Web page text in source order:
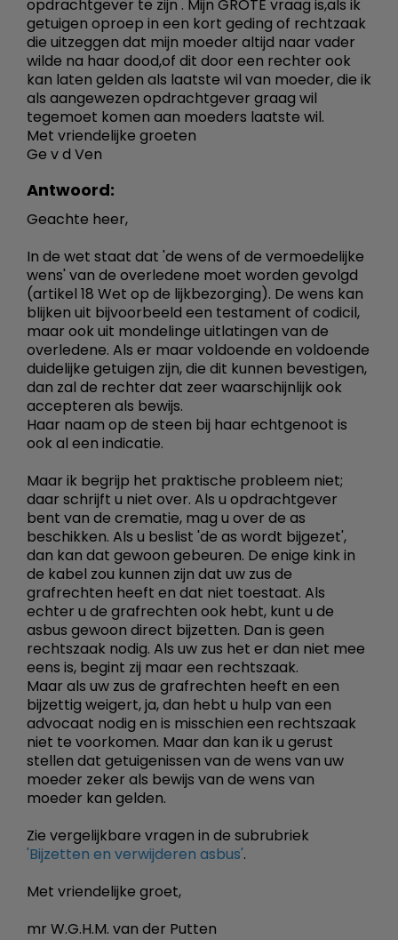
opdrachtgever te zijn . Mijn GROTE vraag is,als ik
getuigen oproep in een kort geding of rechtzaak
die uitzeggen dat mijn moeder altijd naar vader
wilde na haar dood,of dit door een rechter ook
kan laten gelden als laatste wil van moeder, die ik
als aangewezen opdrachtgever graag wil
tegemoet komen aan moeders laatste wil.
Met vriendelijke groeten
Ge v d Ven
Antwoord:
Geachte heer,
In de wet staat dat 'de wens of de vermoedelijke
wens' van de overledene moet worden gevolgd
(artikel 18 Wet op de lijkbezorging). De wens kan
blijken uit bijvoorbeeld een testament of codicil,
maar ook uit mondelinge uitlatingen van de
overledene. Als er maar voldoende en voldoende
duidelijke getuigen zijn, die dit kunnen bevestigen,
dan zal de rechter dat zeer waarschijnlijk ook
accepteren als bewijs.
Haar naam op de steen bij haar echtgenoot is
ook al een indicatie.
Maar ik begrijp het praktische probleem niet;
daar schrijft u niet over. Als u opdrachtgever
bent van de crematie, mag u over de as
beschikken. Als u beslist 'de as wordt bijgezet',
dan kan dat gewoon gebeuren. De enige kink in
de kabel zou kunnen zijn dat uw zus de
grafrechten heeft en dat niet toestaat. Als
echter u de grafrechten ook hebt, kunt u de
asbus gewoon direct bijzetten. Dan is geen
rechtszaak nodig. Als uw zus het er dan niet mee
eens is, begint zij maar een rechtszaak.
Maar als uw zus de grafrechten heeft en een
bijzettig weigert, ja, dan hebt u hulp van een
advocaat nodig en is misschien een rechtszaak
niet te voorkomen. Maar dan kan ik u gerust
stellen dat getuigenissen van de wens van uw
moeder zeker als bewijs van de wens van
moeder kan gelden.
Zie vergelijkbare vragen in de subrubriek
'Bijzetten en verwijderen asbus'.
Met vriendelijke groet,
mr W.G.H.M. van der Putten